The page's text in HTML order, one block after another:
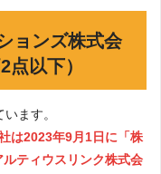
ョンズ株式会
以下）
ます。
は2023年9月1日に「株
ティウスリンク株式会